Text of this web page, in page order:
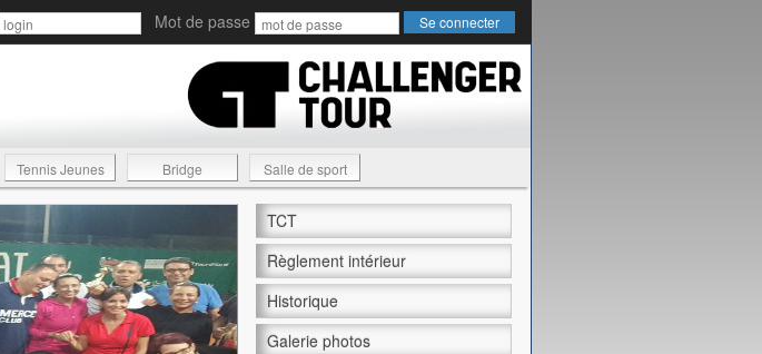
Mot de passe
Tennis Jeunes Bridge Salle de sport
TCT
Règlement intérieur
Historique
Galerie photos